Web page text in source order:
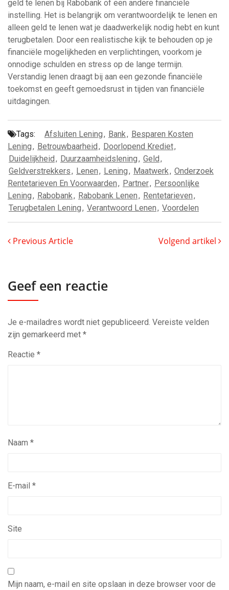
geld te lenen bij Rabobank of een andere financiële
instelling. Het is belangrijk om verantwoordelijk te lenen en
alleen geld te lenen wat je daadwerkelijk nodig hebt en kunt
terugbetalen. Door een realistische kijk te behouden op je
financiële mogelijkheden en verplichtingen, voorkom je
onnodige schulden en stress op de lange termijn.
Verstandig lenen draagt bij aan een gezonde financiële
toekomst en geeft gemoedsrust in tijden van financiële
uitdagingen.
Tags: Afsluiten Lening, Bank, Besparen Kosten
Lening, Betrouwbaarheid , Doorlopend Krediet,
Duidelijkheid , Duurzaamheidslening, Geld ,
Geldverstrekkers, Lenen, Lening, Maatwerk, Onderzoek
Rentetarieven En Voorwaarden, Partner, Persoonlijke
Lening, Rabobank, Rabobank Lenen, Rentetarieven,
Terugbetalen Lening, Verantwoord Lenen, Voordelen
Previous Article Volgend artikel
Geef een reactie
Je e-mailadres wordt niet gepubliceerd. Vereiste velden
zijn gemarkeerd met *
Reactie *
Naam *
E-mail *
Site
Mijn naam, e-mail en site opslaan in deze browser voor de